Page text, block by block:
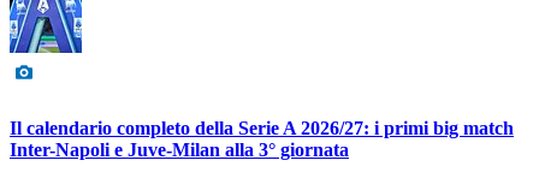
Il calendario completo della Serie A 2026/27: i primi big match
Inter-Napoli e Juve-Milan alla 3° giornata